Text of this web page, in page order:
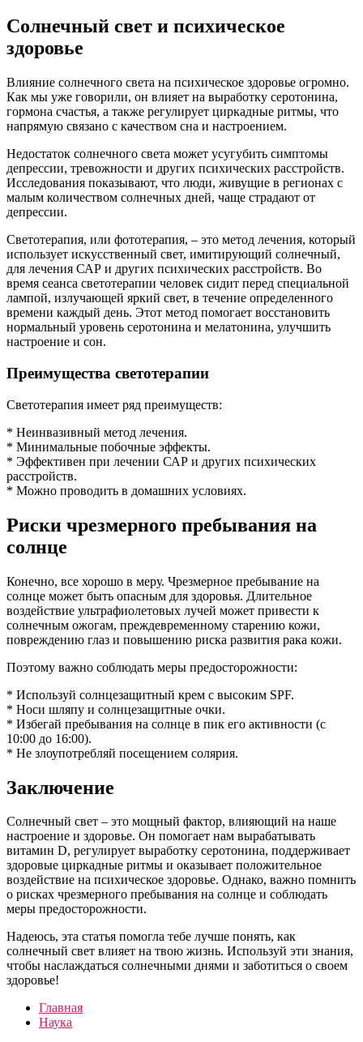
Солнечный свет и психическое
здоровье
Влияние солнечного света на психическое здоровье огромно.
Как мы уже говорили, он влияет на выработку серотонина,
гормона счастья, а также регулирует циркадные ритмы, что
напрямую связано с качеством сна и настроением.
Недостаток солнечного света может усугубить симптомы
депрессии, тревожности и других психических расстройств.
Исследования показывают, что люди, живущие в регионах с
малым количеством солнечных дней, чаще страдают от
депрессии.
Светотерапия, или фототерапия, – это метод лечения, который
использует искусственный свет, имитирующий солнечный,
для лечения САР и других психических расстройств. Во
время сеанса светотерапии человек сидит перед специальной
лампой, излучающей яркий свет, в течение определенного
времени каждый день. Этот метод помогает восстановить
нормальный уровень серотонина и мелатонина, улучшить
настроение и сон.
Преимущества светотерапии
Светотерапия имеет ряд преимуществ:
* Неинвазивный метод лечения.
* Минимальные побочные эффекты.
* Эффективен при лечении САР и других психических
расстройств.
* Можно проводить в домашних условиях.
Риски чрезмерного пребывания на
солнце
Конечно, все хорошо в меру. Чрезмерное пребывание на
солнце может быть опасным для здоровья. Длительное
воздействие ультрафиолетовых лучей может привести к
солнечным ожогам, преждевременному старению кожи,
повреждению глаз и повышению риска развития рака кожи.
Поэтому важно соблюдать меры предосторожности:
* Используй солнцезащитный крем с высоким SPF.
* Носи шляпу и солнцезащитные очки.
* Избегай пребывания на солнце в пик его активности (с
10:00 до 16:00).
* Не злоупотребляй посещением солярия.
Заключение
Солнечный свет – это мощный фактор, влияющий на наше
настроение и здоровье. Он помогает нам вырабатывать
витамин D, регулирует выработку серотонина, поддерживает
здоровые циркадные ритмы и оказывает положительное
воздействие на психическое здоровье. Однако, важно помнить
о рисках чрезмерного пребывания на солнце и соблюдать
меры предосторожности.
Надеюсь, эта статья помогла тебе лучше понять, как
солнечный свет влияет на твою жизнь. Используй эти знания,
чтобы наслаждаться солнечными днями и заботиться о своем
здоровье!
Главная
Наука